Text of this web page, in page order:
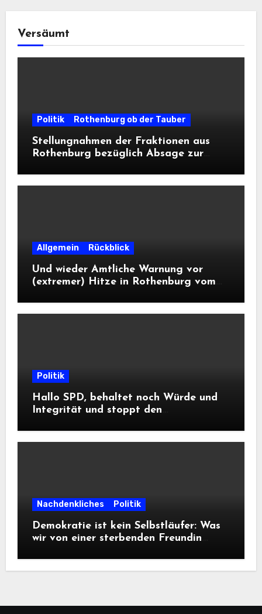
Versäumt
Politik Rothenburg ob der Tauber
Stellungnahmen der Fraktionen aus
Rothenburg bezüglich Absage zur
Allgemein Rückblick
Und wieder Amtliche Warnung vor
(extremer) Hitze in Rothenburg vom
Politik
Hallo SPD, behaltet noch Würde und
Integrität und stoppt den
Informationsfreiheit!
Nachdenkliches Politik
Demokratie ist kein Selbstläufer: Was
wir von einer sterbenden Freundin